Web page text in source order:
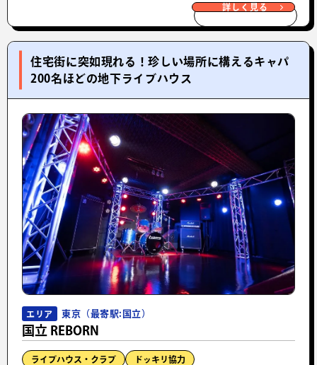
詳しく見る
住宅街に突如現れる！珍しい場所に構えるキャパ
200名ほどの地下ライブハウス
エリア 東京（最寄駅:国立）
国立 REBORN
ライブハウス・クラブ ドッキリ協力